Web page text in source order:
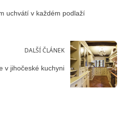
uchvátí v každém podlaží
DALŠÍ ČLÁNEK
v jihočeské kuchyni